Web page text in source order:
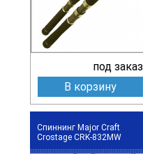
под заказ
В корзину
Спиннинг Major Craft
Crostage CRK-832MW